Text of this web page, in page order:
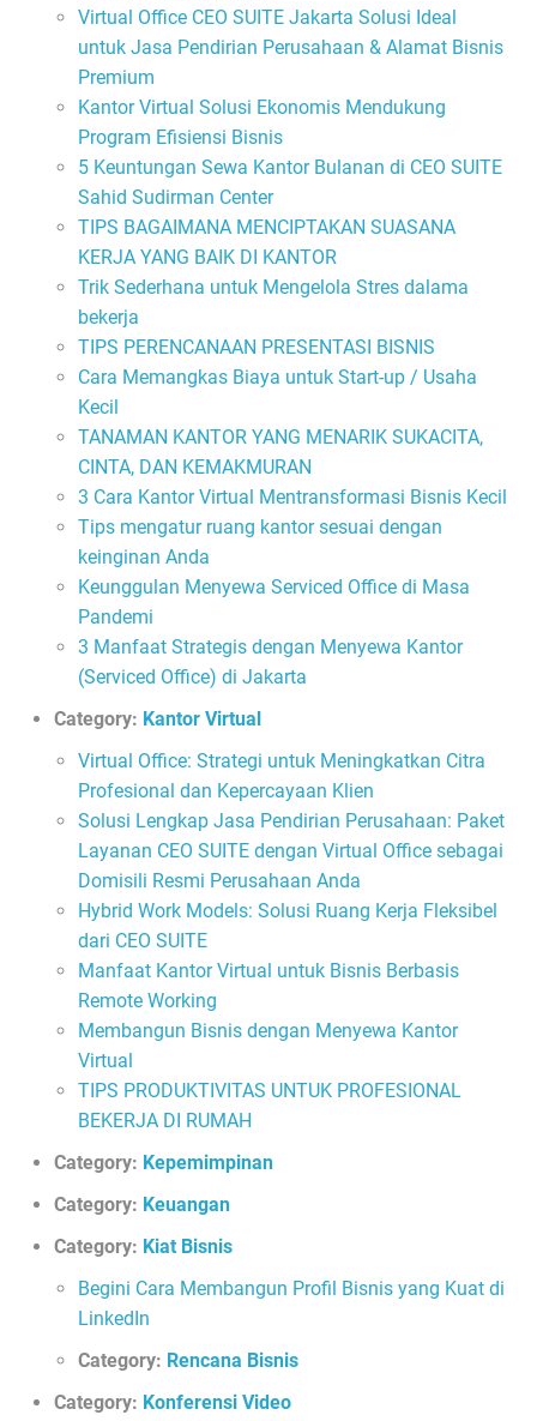
Virtual Office CEO SUITE Jakarta Solusi Ideal
untuk Jasa Pendirian Perusahaan & Alamat Bisnis
Premium
Kantor Virtual Solusi Ekonomis Mendukung
Program Efisiensi Bisnis
5 Keuntungan Sewa Kantor Bulanan di CEO SUITE
Sahid Sudirman Center
TIPS BAGAIMANA MENCIPTAKAN SUASANA
KERJA YANG BAIK DI KANTOR
Trik Sederhana untuk Mengelola Stres dalama
bekerja
TIPS PERENCANAAN PRESENTASI BISNIS
Cara Memangkas Biaya untuk Start-up / Usaha
Kecil
TANAMAN KANTOR YANG MENARIK SUKACITA,
CINTA, DAN KEMAKMURAN
3 Cara Kantor Virtual Mentransformasi Bisnis Kecil
Tips mengatur ruang kantor sesuai dengan
keinginan Anda
Keunggulan Menyewa Serviced Office di Masa
Pandemi
3 Manfaat Strategis dengan Menyewa Kantor
(Serviced Office) di Jakarta
Category: Kantor Virtual
Virtual Office: Strategi untuk Meningkatkan Citra
Profesional dan Kepercayaan Klien
Solusi Lengkap Jasa Pendirian Perusahaan: Paket
Layanan CEO SUITE dengan Virtual Office sebagai
Domisili Resmi Perusahaan Anda
Hybrid Work Models: Solusi Ruang Kerja Fleksibel
dari CEO SUITE
Manfaat Kantor Virtual untuk Bisnis Berbasis
Remote Working
Membangun Bisnis dengan Menyewa Kantor
Virtual
TIPS PRODUKTIVITAS UNTUK PROFESIONAL
BEKERJA DI RUMAH
Category: Kepemimpinan
Category: Keuangan
Category: Kiat Bisnis
Begini Cara Membangun Profil Bisnis yang Kuat di
LinkedIn
Category: Rencana Bisnis
Category: Konferensi Video